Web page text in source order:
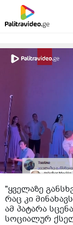
"ყველაზე
რაც კი
ამ პატარა
სოციალურ